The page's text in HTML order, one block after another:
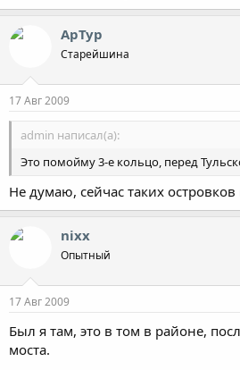
АрТур
Старейшина
17 Авг 2009
admin написал(а):
Это помойму 3-е кольцо, перед
Не думаю, сейчас таких
nixx
Опытный
17 Авг 2009
Был я там, это в том в районе,
моста.